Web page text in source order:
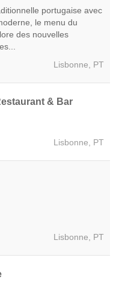
portugaise avec
le menu du
des nouvelles
Lisbonne, PT
& Bar
Lisbonne, PT
Lisbonne, PT